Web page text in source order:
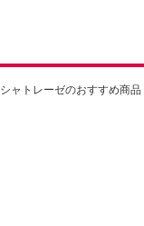
シャトレーゼのおすすめ商品